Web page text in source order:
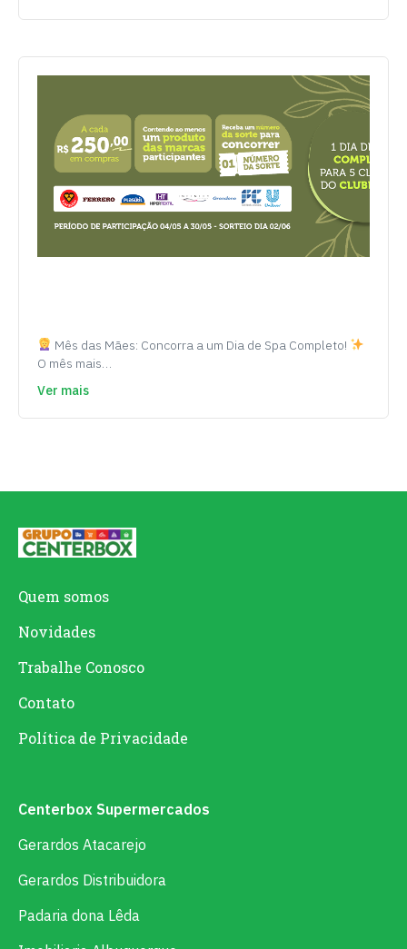
Mês das Mães: Concorra a um Dia de Spa Completo!
O mês mais…
Ver mais
Quem somos
Novidades
Trabalhe Conosco
Contato
Política de Privacidade
Centerbox Supermercados
Gerardos Atacarejo
Gerardos Distribuidora
Padaria dona Lêda